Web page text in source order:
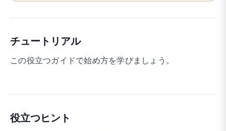
チュートリアル
この役立つガイドで始め方を学びましょう。
役立つヒント